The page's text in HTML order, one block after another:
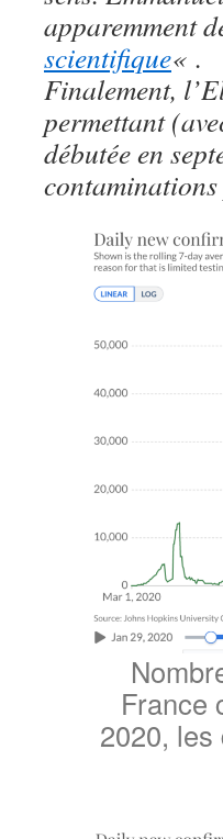
apparemment
scientifique« .
Finalement,
permettant
débutée en
France
2020,